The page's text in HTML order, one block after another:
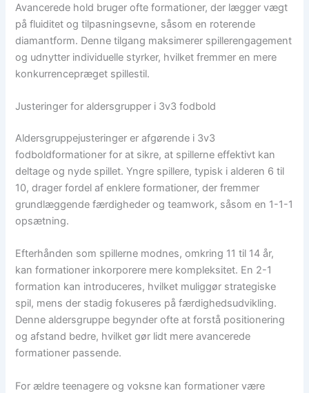
Avancerede hold bruger ofte formationer, der lægger vægt
på fluiditet og tilpasningsevne, såsom en roterende
diamantform. Denne tilgang maksimerer spillerengagement
og udnytter individuelle styrker, hvilket fremmer en mere
konkurrencepræget spillestil.
Justeringer for aldersgrupper i 3v3 fodbold
Aldersgruppejusteringer er afgørende i 3v3
fodboldformationer for at sikre, at spillerne effektivt kan
deltage og nyde spillet. Yngre spillere, typisk i alderen 6 til
10, drager fordel af enklere formationer, der fremmer
grundlæggende færdigheder og teamwork, såsom en 1-1-1
opsætning.
Efterhånden som spillerne modnes, omkring 11 til 14 år,
kan formationer inkorporere mere kompleksitet. En 2-1
formation kan introduceres, hvilket muliggør strategiske
spil, mens der stadig fokuseres på færdighedsudvikling.
Denne aldersgruppe begynder ofte at forstå positionering
og afstand bedre, hvilket gør lidt mere avancerede
formationer passende.
For ældre teenagere og voksne kan formationer være